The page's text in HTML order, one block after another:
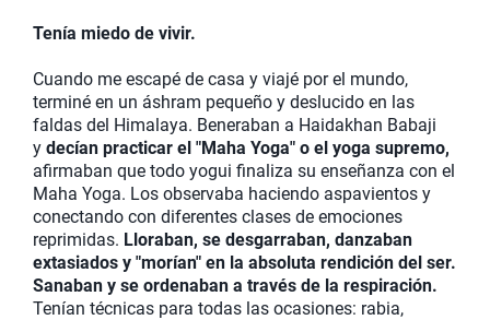
Tenía miedo de vivir.
Cuando me escapé de casa y viajé por el mundo,
terminé en un áshram pequeño y deslucido en las
faldas del Himalaya. Beneraban a Haidakhan Babaji
y decían practicar el "Maha Yoga" o el yoga supremo,
afirmaban que todo yogui finaliza su enseñanza con el
Maha Yoga. Los observaba haciendo aspavientos y
conectando con diferentes clases de emociones
reprimidas. Lloraban, se desgarraban, danzaban
extasiados y "morían" en la absoluta rendición del ser.
Sanaban y se ordenaban a través de la respiración.
Tenían técnicas para todas las ocasiones: rabia,